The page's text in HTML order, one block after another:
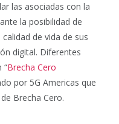
las asociadas con la
la posibilidad de
de vida de sus
digital. Diferentes
“Brecha Cero
por 5G Americas que
Brecha Cero.